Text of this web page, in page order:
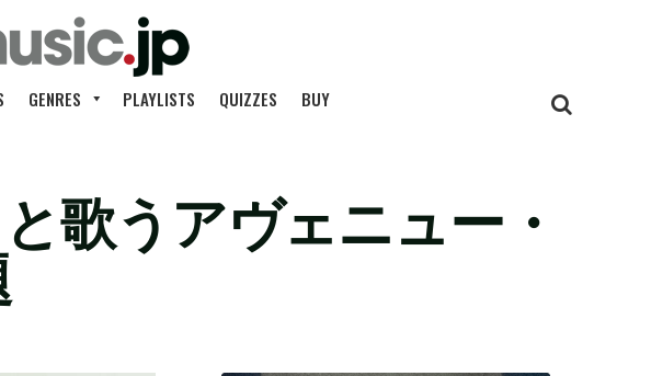
GENRES PLAYLISTS QUIZZES BUY
歌うアヴェニュー・